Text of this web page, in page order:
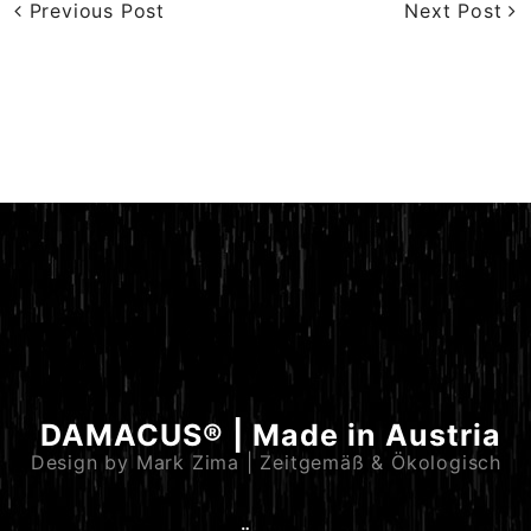
Previous Post Next Post
DAMACUS® | Made in Austria
Design by Mark Zima | Zeitgemäß & Ökologisch